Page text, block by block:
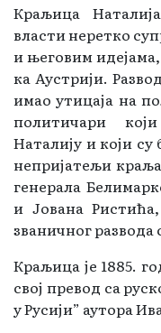
Краљица
власти неретко
и његовим
ка Аустрији.
имао утицаја на
политичари
Наталију и који
непријатељи
генерала
и Јована
званичног
Краљица је 1885.
свој превод са
у Русији” аутора